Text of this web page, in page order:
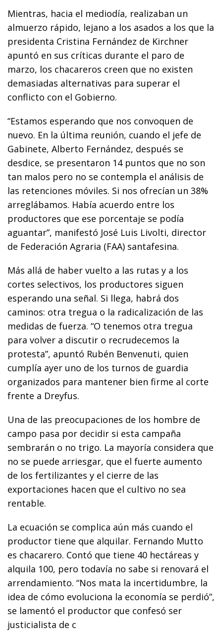
Mientras, hacia el mediodía, realizaban un
almuerzo rápido, lejano a los asados a los que la
presidenta Cristina Fernández de Kirchner
apuntó en sus críticas durante el paro de
marzo, los chacareros creen que no existen
demasiadas alternativas para superar el
conflicto con el Gobierno.
“Estamos esperando que nos convoquen de
nuevo. En la última reunión, cuando el jefe de
Gabinete, Alberto Fernández, después se
desdice, se presentaron 14 puntos que no son
tan malos pero no se contempla el análisis de
las retenciones móviles. Si nos ofrecían un 38%
arreglábamos. Había acuerdo entre los
productores que ese porcentaje se podía
aguantar”, manifestó José Luis Livolti, director
de Federación Agraria (FAA) santafesina.
Más allá de haber vuelto a las rutas y a los
cortes selectivos, los productores siguen
esperando una señal. Si llega, habrá dos
caminos: otra tregua o la radicalización de las
medidas de fuerza. “O tenemos otra tregua
para volver a discutir o recrudecemos la
protesta”, apuntó Rubén Benvenuti, quien
cumplía ayer uno de los turnos de guardia
organizados para mantener bien firme al corte
frente a Dreyfus.
Una de las preocupaciones de los hombre de
campo pasa por decidir si esta campaña
sembrarán o no trigo. La mayoría considera que
no se puede arriesgar, que el fuerte aumento
de los fertilizantes y el cierre de las
exportaciones hacen que el cultivo no sea
rentable.
La ecuación se complica aún más cuando el
productor tiene que alquilar. Fernando Mutto
es chacarero. Contó que tiene 40 hectáreas y
alquila 100, pero todavía no sabe si renovará el
arrendamiento. “Nos mata la incertidumbre, la
idea de cómo evoluciona la economía se perdió”,
se lamentó el productor que confesó ser
justicialista de c